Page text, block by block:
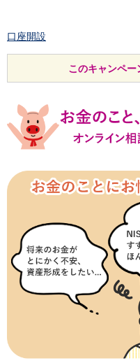
口座開設
ログイン
メニュー
預金
円預金TOP
普通預金
積立式定期預金
外貨預金TOP
外貨定期預金
外貨普通預金積立
資産運用
投資信託TOP
証券口座開設
金銭信託のしくみ
このキャンペー